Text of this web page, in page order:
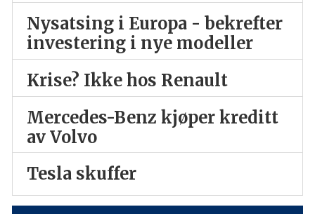
Nysatsing i Europa - bekrefter
investering i nye modeller
Krise? Ikke hos Renault
Mercedes-Benz kjøper kreditt
av Volvo
Tesla skuffer